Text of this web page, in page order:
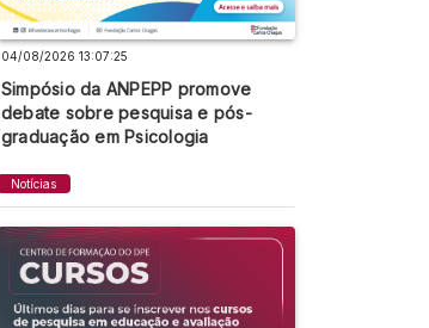
04/08/2026 13:07:25
Simpósio da ANPEPP promove
debate sobre pesquisa e pós-
graduação em Psicologia
Notícias